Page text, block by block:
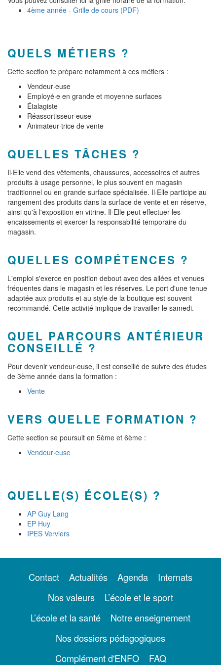
4ème année - Grille de cours (PDF)
QUELS MÉTIERS ?
Cette section te prépare notamment à ces métiers :
Vendeur·euse
Employé·e en grande et moyenne surfaces
Étalagiste
Réassortisseur·euse
Animateur·trice de vente
QUELLES TÂCHES ?
Il·Elle vend des vêtements, chaussures, accessoires et autres
produits à usage personnel, le plus souvent en magasin
traditionnel ou en grande surface spécialisée. Il·Elle participe au
rangement des produits dans la surface de vente et en réserve,
ainsi qu'à l'exposition en vitrine. Il·Elle peut effectuer les
encaissements et exercer la responsabilité temporaire du
magasin.
QUELLES COMPÉTENCES ?
L'emploi s'exerce en position debout avec des allées et venues
fréquentes dans le magasin et les réserves. Le port d'une tenue
adaptée aux produits et au style de la boutique est souvent
recommandé. Cette activité implique de travailler le samedi.
QUEL PARCOURS ANTÉRIEUR
CONSEILLÉ ?
Pour devenir vendeur·euse, il est conseillé de suivre des études
de 3ème année dans la formation :
Vente
VERS QUELLE FORMATION ?
Cette section se poursuit en 5ème et 6ème :
Vendeur·euse
QUELLE(S) ÉCOLE(S) ?
AP Guy Lang
EP Huy
IPES Verviers
Contact Actualités Agenda
Internats
Nos valeurs
L’école et le sport
L’école et la santé
Notre enseignement
Nos dossiers pédagogiques
Complément d'ENFO
FAQ